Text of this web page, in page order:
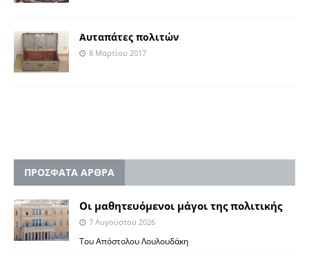
Αυταπάτες πολιτών
8 Μαρτίου 2017
ΠΡΟΣΦΑΤΑ ΑΡΘΡΑ
Οι μαθητευόμενοι μάγοι της πολιτικής
7 Αυγούστου 2026
Του Απόστολου Λουλουδάκη